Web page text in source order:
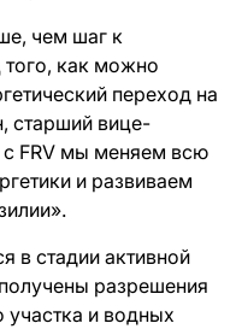
чем шаг к
того, как можно
переход на
старший вице-
с FRV мы меняем всю
и развиваем
в стадии активной
разрешения
участка и водных